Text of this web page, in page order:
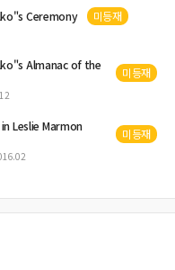
"s Ceremony 미등재
"s Almanac of the
미등재
Leslie Marmon
미등재